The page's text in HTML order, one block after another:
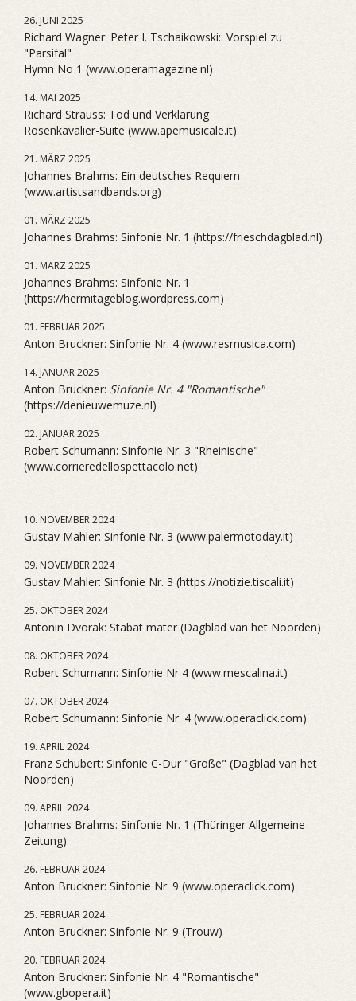
26. JUNI 2025
Richard Wagner: Peter I. Tschaikowski:: Vorspiel zu
"Parsifal"
Hymn No 1 (www.operamagazine.nl)
14. MAI 2025
Richard Strauss: Tod und Verklärung
Rosenkavalier-Suite (www.apemusicale.it)
21. MÄRZ 2025
Johannes Brahms: Ein deutsches Requiem
(www.artistsandbands.org)
01. MÄRZ 2025
Johannes Brahms: Sinfonie Nr. 1 (https://frieschdagblad.nl)
01. MÄRZ 2025
Johannes Brahms: Sinfonie Nr. 1
(https://hermitageblog.wordpress.com)
01. FEBRUAR 2025
Anton Bruckner: Sinfonie Nr. 4 (www.resmusica.com)
14. JANUAR 2025
Anton Bruckner: Sinfonie Nr. 4 "Romantische"
(https://denieuwemuze.nl)
02. JANUAR 2025
Robert Schumann: Sinfonie Nr. 3 "Rheinische"
(www.corrieredellospettacolo.net)
10. NOVEMBER 2024
Gustav Mahler: Sinfonie Nr. 3 (www.palermotoday.it)
09. NOVEMBER 2024
Gustav Mahler: Sinfonie Nr. 3 (https://notizie.tiscali.it)
25. OKTOBER 2024
Antonin Dvorak: Stabat mater (Dagblad van het Noorden)
08. OKTOBER 2024
Robert Schumann: Sinfonie Nr 4 (www.mescalina.it)
07. OKTOBER 2024
Robert Schumann: Sinfonie Nr. 4 (www.operaclick.com)
19. APRIL 2024
Franz Schubert: Sinfonie C-Dur "Große" (Dagblad van het
Noorden)
09. APRIL 2024
Johannes Brahms: Sinfonie Nr. 1 (Thüringer Allgemeine
Zeitung)
26. FEBRUAR 2024
Anton Bruckner: Sinfonie Nr. 9 (www.operaclick.com)
25. FEBRUAR 2024
Anton Bruckner: Sinfonie Nr. 9 (Trouw)
20. FEBRUAR 2024
Anton Bruckner: Sinfonie Nr. 4 "Romantische"
(www.gbopera.it)